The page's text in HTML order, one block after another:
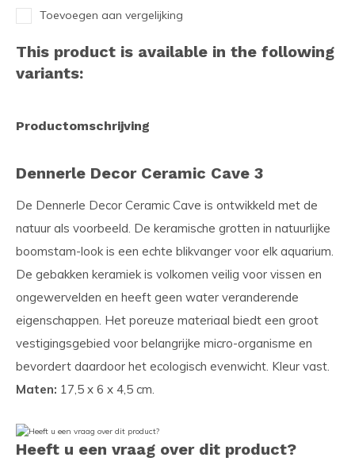
Toevoegen aan vergelijking
This product is available in the following
variants:
Productomschrijving
Dennerle Decor Ceramic Cave 3
De Dennerle Decor Ceramic Cave is ontwikkeld met de
natuur als voorbeeld. De keramische grotten in natuurlijke
boomstam-look is een echte blikvanger voor elk aquarium.
De gebakken keramiek is volkomen veilig voor vissen en
ongewervelden en heeft geen water veranderende
eigenschappen. Het poreuze materiaal biedt een groot
vestigingsgebied voor belangrijke micro-organisme en
bevordert daardoor het ecologisch evenwicht. Kleur vast.
Maten: 17,5 x 6 x 4,5 cm.
Heeft u een vraag over dit product?